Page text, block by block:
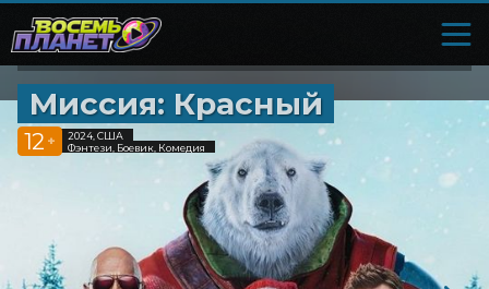
Миссия: Красный
12 +
2024, США
Фэнтези, Боевик, Комедия